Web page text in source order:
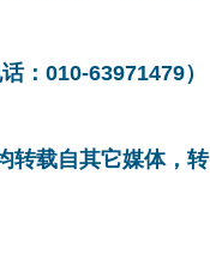
：010-63971479）
转载自其它媒体，转